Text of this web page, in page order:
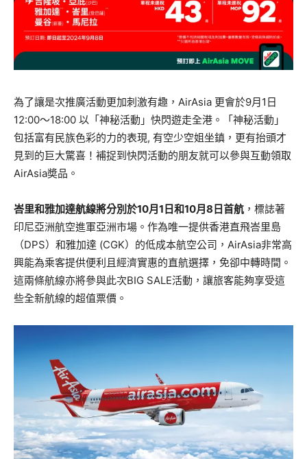
為了讓是次推廣活動更加刺激有趣，AirAsia 更會於9月1日
12:00～18:00 以「神秘活動」快閃遊走全港。「神秘活動」
包括富有民族色彩的力的表現, 有空少空姐坐鎮，更有抬頭才
見到的巨大驚喜！補捉到快閃活動的朋友就可以參與互動領取
AirAsia奬品。
峇里和雅加達航線將分別於10月1日和10月8日首航 ，標誌著
印尼亞洲航空進軍亞洲市場。作為唯一提供香港直飛峇里島
（DPS）和雅加達 (CGK）的低成本航空公司，AirAsia非常高
興能為乘客提供便利且經濟實惠的直航選擇，免卻中轉時間。
這兩條航線亦將參與此次BIG SALE活動，讓旅客能夠享受這
些全新航線的超值票價。